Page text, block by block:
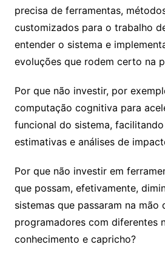
precisa de ferramentas,
customizados para o trabalho
entender o sistema e
evoluções que rodem certo na
Por que não investir, por
computação cognitiva para
funcional do sistema,
estimativas e análises de
Por que não investir em
que possam, efetivamente,
sistemas que passaram na mão
programadores com diferentes
conhecimento e capricho?